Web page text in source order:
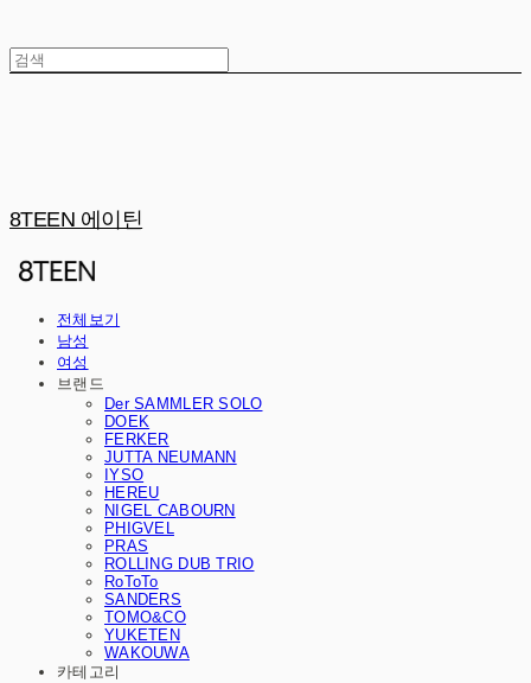
8TEEN 에이틴
전체보기
남성
여성
브랜드
Der SAMMLER SOLO
DOEK
FERKER
JUTTA NEUMANN
IYSO
HEREU
NIGEL CABOURN
PHIGVEL
PRAS
ROLLING DUB TRIO
RoToTo
SANDERS
TOMO&CO
YUKETEN
WAKOUWA
카테고리